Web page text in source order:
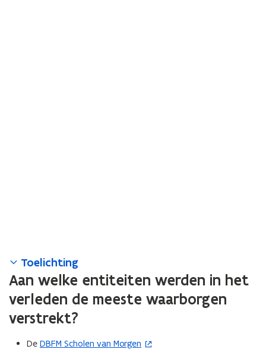
Toelichting
Aan welke entiteiten werden in het
verleden de meeste waarborgen
verstrekt?
De DBFM Scholen van Morgen
(